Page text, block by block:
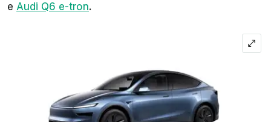
e Audi Q6 e-tron.